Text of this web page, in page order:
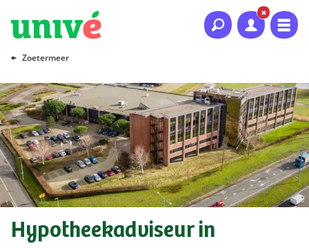
Naar hoofdinhoud
Naar hoofdnavigatie
Naar footer
Zoetermeer
Hypotheekadviseur in